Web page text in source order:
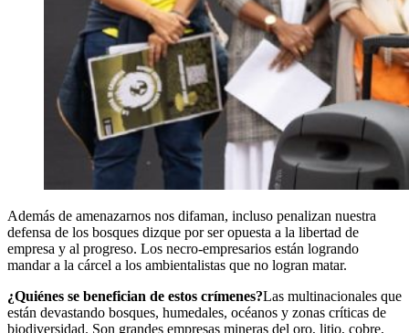
Además de amenazarnos nos difaman, incluso penalizan nuestra
defensa de los bosques dizque por ser opuesta a la libertad de
empresa y al progreso. Los necro-empresarios están logrando
mandar a la cárcel a los ambientalistas que no logran matar.
¿Quiénes se benefician de estos crímenes?Las multinacionales que
están devastando bosques, humedales, océanos y zonas críticas de
biodiversidad. Son grandes empresas mineras del oro, litio, cobre,